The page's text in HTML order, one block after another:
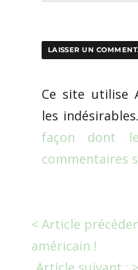
Ce site utilise
les indésirables.
façon dont
commentaires
< Article
américain !